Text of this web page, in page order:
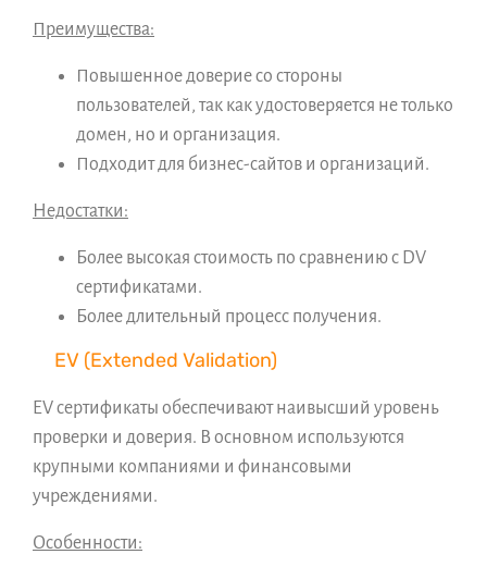
Преимущества:
Повышенное доверие со стороны
пользователей, так как удостоверяется не только
домен, но и организация.
Подходит для бизнес-сайтов и организаций.
Недостатки:
Более высокая стоимость по сравнению с DV
сертификатами.
Более длительный процесс получения.
EV (Extended Validation)
EV сертификаты обеспечивают наивысший уровень
проверки и доверия. В основном используются
крупными компаниями и финансовыми
учреждениями.
Особенности: